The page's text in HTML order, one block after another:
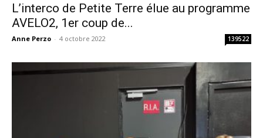
L’interco de Petite Terre élue au programme
AVELO2, 1er coup de...
Anne Perzo - 4 octobre 2022 139522